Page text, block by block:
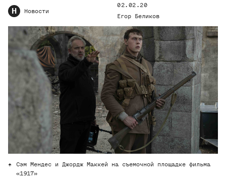
Н Новости
02.02.20
Егор Беликов
Сэм Мендес и Джордж Маккей на съемочной площадке фильма
«1917»